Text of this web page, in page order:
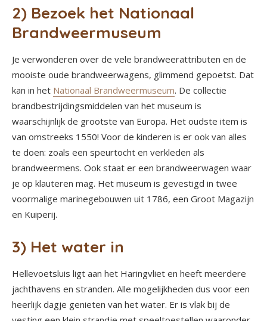
2) Bezoek het Nationaal
Brandweermuseum
Je verwonderen over de vele brandweerattributen en de
mooiste oude brandweerwagens, glimmend gepoetst. Dat
kan in het Nationaal Brandweermuseum. De collectie
brandbestrijdingsmiddelen van het museum is
waarschijnlijk de grootste van Europa. Het oudste item is
van omstreeks 1550! Voor de kinderen is er ook van alles
te doen: zoals een speurtocht en verkleden als
brandweermens. Ook staat er een brandweerwagen waar
je op klauteren mag. Het museum is gevestigd in twee
voormalige marinegebouwen uit 1786, een Groot Magazijn
en Kuiperij.
3) Het water in
Hellevoetsluis ligt aan het Haringvliet en heeft meerdere
jachthavens en stranden. Alle mogelijkheden dus voor een
heerlijk dagje genieten van het water. Er is vlak bij de